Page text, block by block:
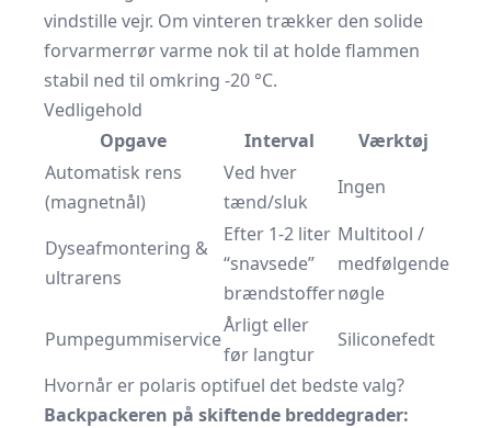
vindstille vejr. Om vinteren trækker den solide
forvarmerrør varme nok til at holde flammen
stabil ned til omkring -20 °C.
Vedligehold
Opgave
Interval
Værktøj
Automatisk rens
(magnetnål)
Ved hver
tænd/sluk
Ingen
Dyseafmontering &
ultrarens
Efter 1-2 liter
“snavsede”
brændstoffer
Multitool /
medfølgende
nøgle
Pumpegummiservice
Årligt eller
før langtur
Siliconefedt
Hvornår er polaris optifuel det bedste valg?
Backpackeren på skiftende breddegrader: